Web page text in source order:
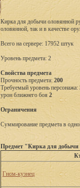
Кирка для добычи оловянной
оловянной, так и в качестве
Всего на сервере: 17952 штук
Уровень предмета: 2
Свойства предмета
Прочность предмета: 200
Требуемый уровень персонажа:
урон ближнего боя 2
Ограничения
Суммирование предмета в
Предмет "Кирка для добычи
Гном-кузнец